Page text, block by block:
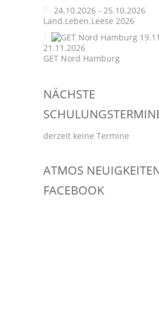
24.10.2026 - 25.10.2026
Land.Leben.Leese 2026
21.11.2026
GET Nord Hamburg
NÄCHSTE
derzeit keine Termine
ATMOS
FACEBOOK